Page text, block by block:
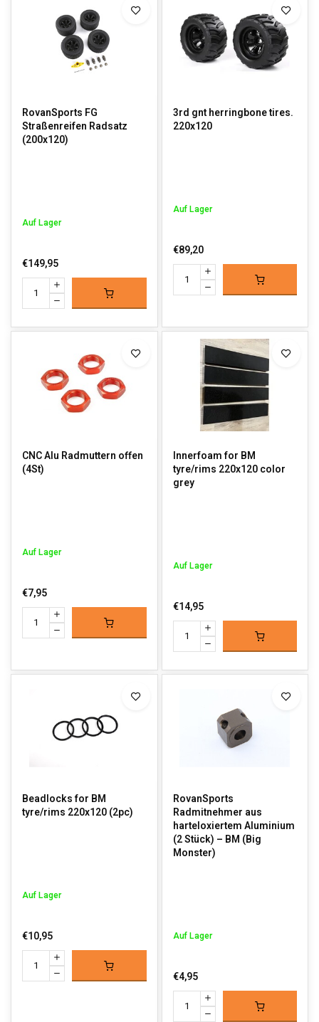
RovanSports FG
Straßenreifen Radsatz
(200x120)
Auf Lager
€149,95
3rd gnt herringbone tires.
220x120
Auf Lager
€89,20
CNC Alu Radmuttern offen
(4St)
Auf Lager
€7,95
Innerfoam for BM
tyre/rims 220x120 color
grey
Auf Lager
€14,95
Beadlocks for BM
tyre/rims 220x120 (2pc)
Auf Lager
€10,95
RovanSports
Radmitnehmer aus
harteloxiertem Aluminium
(2 Stück) – BM (Big
Monster)
Auf Lager
€4,95